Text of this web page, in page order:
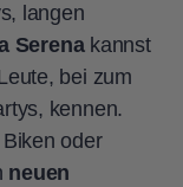
langen
Serenakannst
bei zum
kennen.
oder
neuen